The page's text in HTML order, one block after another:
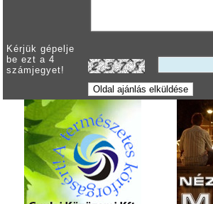
Kérjük gépelje
be ezt a 4
számjegyet!